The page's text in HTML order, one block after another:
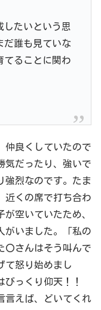
したいという思
だ誰も見ていな
てることに関わ
仲良くしていたので
気だったり、強いで
強烈なのです。たま
近くの席で打ち合わ
空いていたため、
がいました。「私の
〇さんはそう叫んで
て怒り始めまし
っくり仰天！！
言えば、どいてくれ